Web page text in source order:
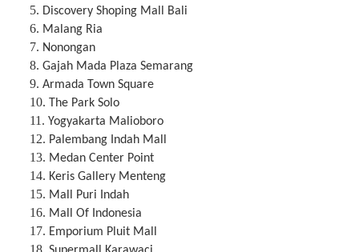
5. Discovery Shoping Mall Bali
6. Malang Ria
7. Nonongan
8.Gajah Mada Plaza Semarang
9.Armada Town Square
10. The Park Solo
11.Yogyakarta Malioboro
12. Palembang Indah Mall
13. Medan Center Point
14. Keris Gallery Menteng
15. Mall Puri Indah
16. Mall Of Indonesia
17. Emporium Pluit Mall
18.